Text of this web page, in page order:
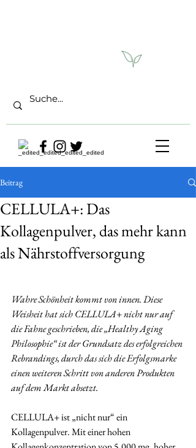
Beitrag
CELLULA+: Das
Kollagenpulver, das mehr kann
als Nährstoffversorgung
Wahre Schönheit kommt von innen. Diese
Weisheit hat sich CELLULA+ nicht nur auf
die Fahne geschrieben, die „Healthy Aging
Philosophie“ ist der Grundsatz des erfolgreichen
Rebrandings, durch das sich die Erfolgsmarke
einen weiteren Schritt von anderen Produkten
auf dem Markt absetzt.
CELLULA+ ist „nicht nur“ ein
Kollagenpulver. Mit einer hohen